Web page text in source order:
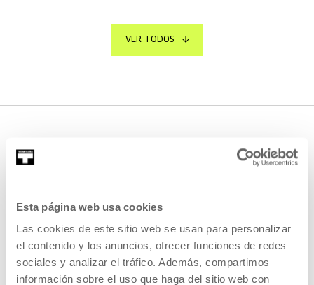
Esta página web usa cookies
Las cookies de este sitio web se usan para personalizar
el contenido y los anuncios, ofrecer funciones de redes
sociales y analizar el tráfico. Además, compartimos
información sobre el uso que haga del sitio web con
VER TODOS
OTRAS ACTIVIDADES QUE TE
Convocatoria abierta
CINE Y AUDIOVISUAL